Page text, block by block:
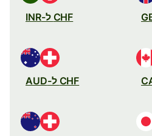
CHF ל-INR
CHF ל-AUD